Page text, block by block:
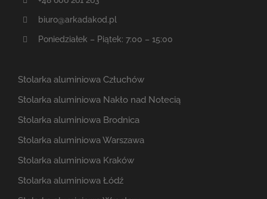
biuro@arkadakod.pl
Poniedziałek – Piątek: 7:00 – 15:00
Stolarka aluminiowa Człuchów
Stolarka aluminiowa Nakło nad Notecią
Stolarka aluminiowa Brodnica
Stolarka aluminiowa Warszawa
Stolarka aluminiowa Kraków
Stolarka aluminiowa Łódź